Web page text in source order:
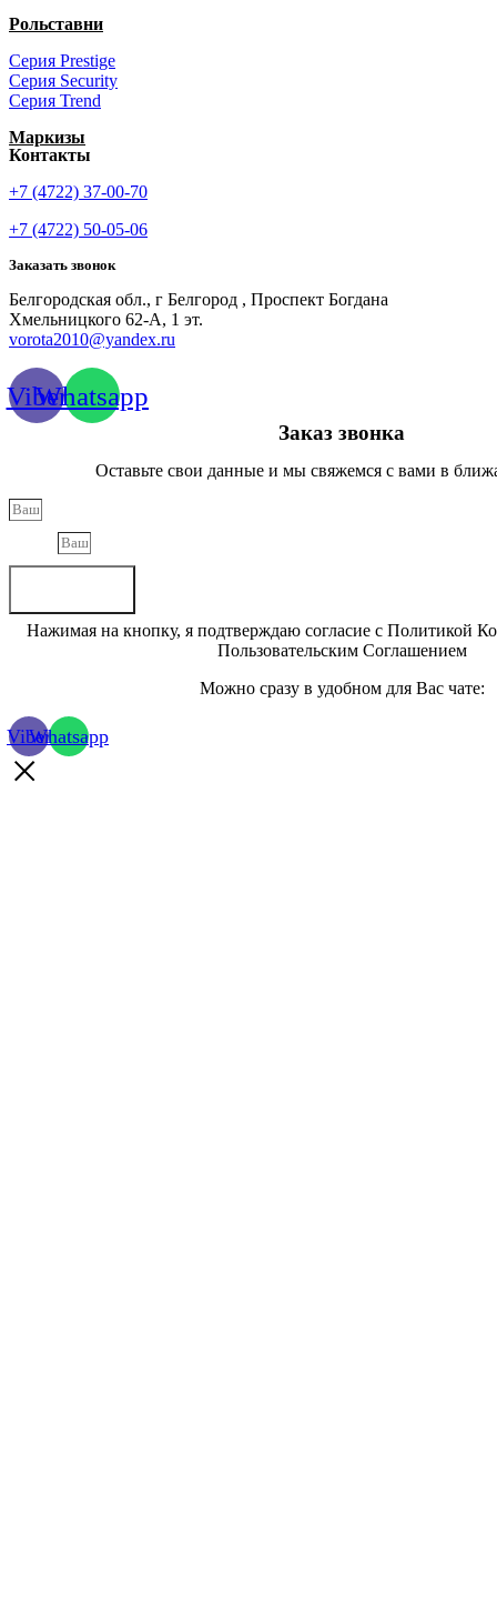
Рольставни
Серия Prestige
Серия Security
Серия Trend
Маркизы
Контакты
+7 (4722) 37-00-70
+7 (4722) 50-05-06
Заказать звонок
Белгородская обл., г Белгород , Проспект Богдана
Хмельницкого 62-А, 1 эт.
vorota2010@yandex.ru
ViberWhatsapp
Заказ звонка
Оставьте свои данные и мы свяжемся с вами в
Нажимая на кнопку, я подтверждаю согласие с Политикой
Пользовательским Соглашением
Можно сразу в удобном для Вас чате:
ViberWhatsapp